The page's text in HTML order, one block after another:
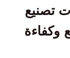
تصنيع
وكفاءة